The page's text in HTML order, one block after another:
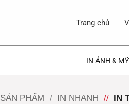
Trang chủ
IN ẢNH &
SẢN PHẨM / IN NHANH / IN